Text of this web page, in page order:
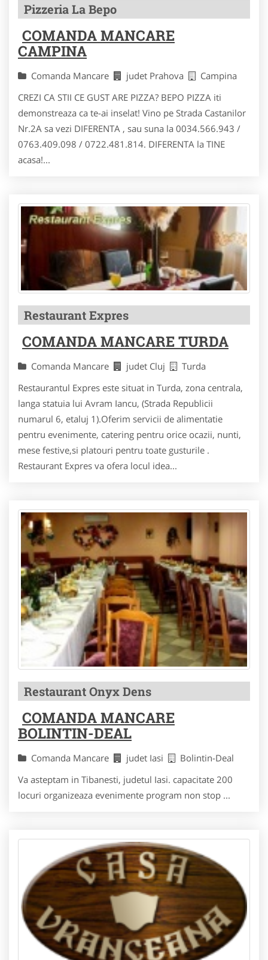
Pizzeria La Bepo
COMANDA MANCARE
CAMPINA
Comanda Mancare judet Prahova
Campina
CREZI CA STII CE GUST ARE PIZZA? BEPO PIZZA iti
demonstreaza ca te-ai inselat! Vino pe Strada Castanilor
Nr.2A sa vezi DIFERENTA , sau suna la 0034.566.943 /
0763.409.098 / 0722.481.814. DIFERENTA la TINE
acasa!...
Restaurant Expres
COMANDA MANCARE TURDA
Comanda Mancare judet Cluj
Turda
Restaurantul Expres este situat in Turda, zona centrala,
langa statuia lui Avram Iancu, (Strada Republicii
numarul 6, etaluj 1).Oferim servicii de alimentatie
pentru evenimente, catering pentru orice ocazii, nunti,
mese festive,si platouri pentru toate gusturile .
Restaurant Expres va ofera locul idea...
Restaurant Onyx Dens
COMANDA MANCARE
BOLINTIN-DEAL
Comanda Mancare judet Iasi
Bolintin-Deal
Va asteptam in Tibanesti, judetul Iasi. capacitate 200
locuri organizeaza evenimente program non stop ...